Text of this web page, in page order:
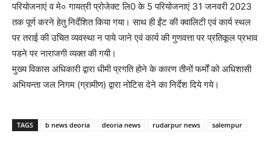
परियोजनाएं व मे० गायत्री प्रोजेक्ट लि0 के 5 परियोजनाएं 31 जनवरी 2023
तक पूर्ण करने हेतु निर्देशित किया गया। साथ ही ईंट की क्वालिटी एवं कार्य स्थल
पर तराई की उचित व्यवस्था न पाये जाने एवं कार्य की गुणवत्ता पर प्रतिकूल प्रभाव
पडने पर नाराजगी व्यक्त की गयी।
मुख्य विकास अधिकारी द्वारा धीमी प्रगति होने के कारण तीनों फर्मों को अधिशासी
अभियन्ता जल निगम (ग्रामीण) द्वारा नोटिस देने का निर्देश दिये गये।
TAGS b news deoria deoria news rudarpur news salempur